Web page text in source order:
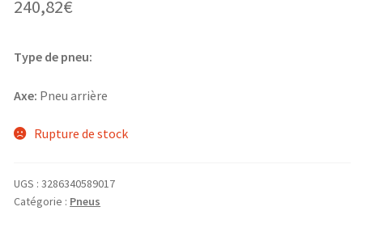
240,82€
Type de pneu:
Axe: Pneu arrière
Rupture de stock
UGS :3286340589017
Catégorie : Pneus